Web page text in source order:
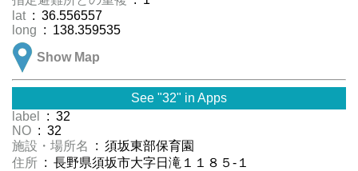
lat : 36.556557
long : 138.359535
Show Map
See "32" in Apps
label
: 32
NO : 32
施設・場所名
: 須坂東部保育園
住所 : 長野県須坂市大字日滝１１８５-１